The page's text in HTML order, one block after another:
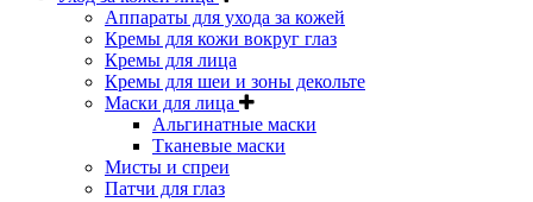
Аппараты для ухода за кожей
Кремы для кожи вокруг глаз
Кремы для лица
Кремы для шеи и зоны декольте
Маски для лица
Альгинатные маски
Тканевые маски
Мисты и спреи
Патчи для глаз